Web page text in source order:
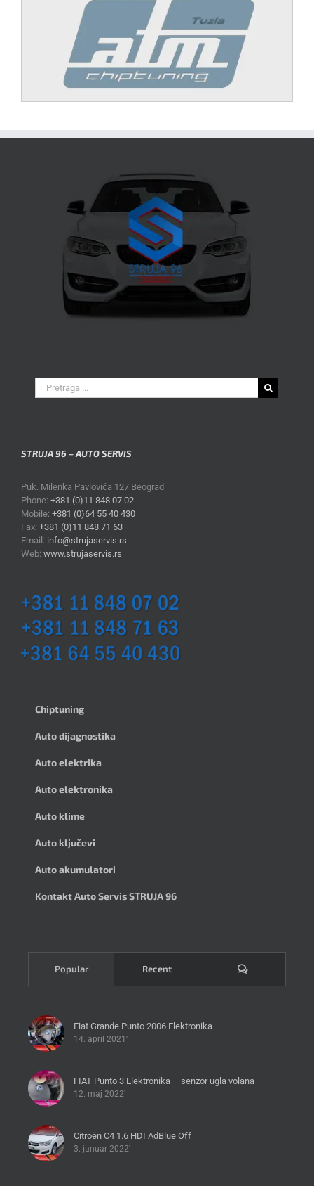
Search
for:
STRUJA 96 – AUTO SERVIS
Puk. Milenka Pavlovića 127 Beograd
Phone: +381 (0)11 848 07 02
Mobile: +381 (0)64 55 40 430
Fax: +381 (0)11 848 71 63
Email: info@strujaservis.rs
Web: www.strujaservis.rs
Chiptuning
Auto dijagnostika
Auto elektrika
Auto elektronika
Auto klime
Auto ključevi
Auto akumulatori
Kontakt Auto Servis STRUJA 96
Popular Recent Komentari
Fiat Grande Punto 2006 Elektronika
14. april 2021'
FIAT Punto 3 Elektronika – senzor ugla volana
12. maj 2022'
Citroën C4 1.6 HDI AdBlue Off
3. januar 2022'